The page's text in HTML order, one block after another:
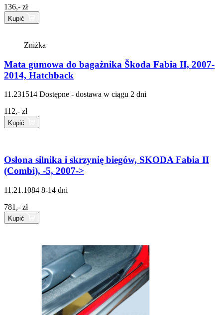
136,- zł
Kupić
Zniżka
Mata gumowa do bagażnika Škoda Fabia II, 2007-
2014, Hatchback
11.231514 Dostępne - dostawa w ciągu 2 dni
112,- zł
Kupić
Osłona silnika i skrzynię biegów, SKODA Fabia II
(Combi), -5, 2007->
11.21.1084 8-14 dni
781,- zł
Kupić